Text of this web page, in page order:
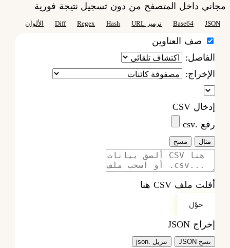
مجاني داخل المتصفح من دون تسجيل نتيجة فورية
JSON
Base64 ترميز URL Hash
Regex
Diff الألوان
صف العناوين
الفاصل:
الإخراج:
إدخال CSV
رفع .csv
مثال مسح
أفلت ملف CSV هنا
حوّل
إخراج JSON
نسخ JSON تنزيل .json